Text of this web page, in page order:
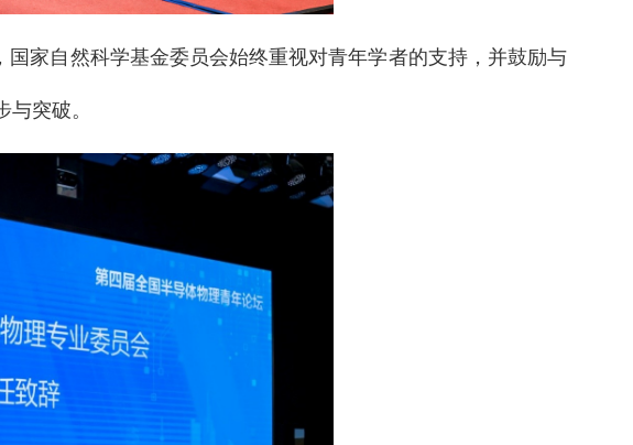
家自然科学基金委员会始终重视对青年学者的支持，并鼓励与
突破。